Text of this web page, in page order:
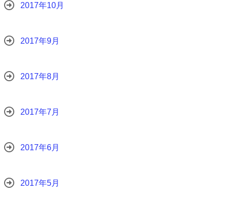
2017年10月
2017年9月
2017年8月
2017年7月
2017年6月
2017年5月